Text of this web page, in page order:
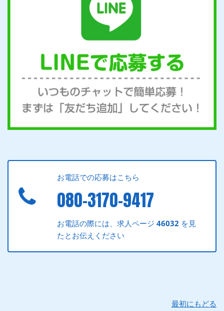
お電話での応募はこちら
080-3170-9417
お電話の際には、求人ページ46032 を見
たとお伝えください
最初にもどる